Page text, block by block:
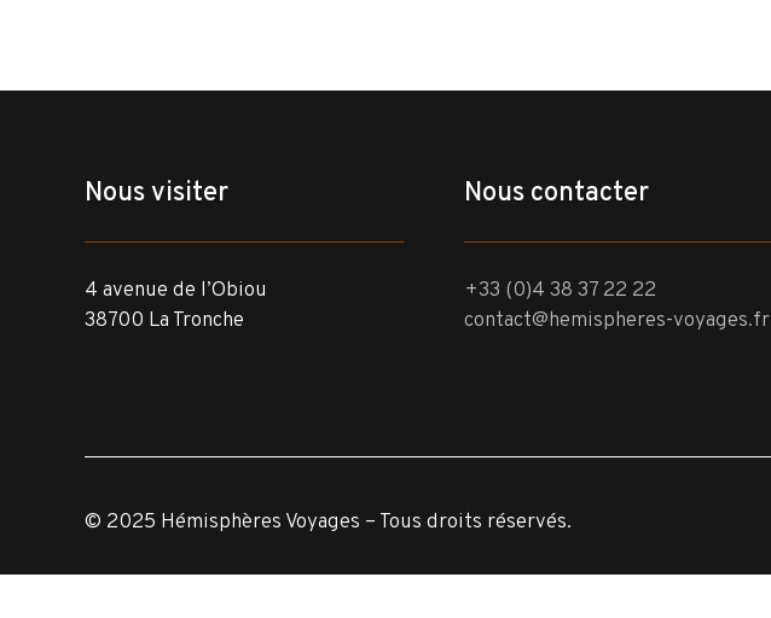
Nous visiter
4 avenue de l’Obiou
38700 La Tronche
Nous contacter
+33 (0)4 38 37 22 22
contact@hemispheres-voyages.fr
© 2025 Hémisphères Voyages – Tous droits réservés.